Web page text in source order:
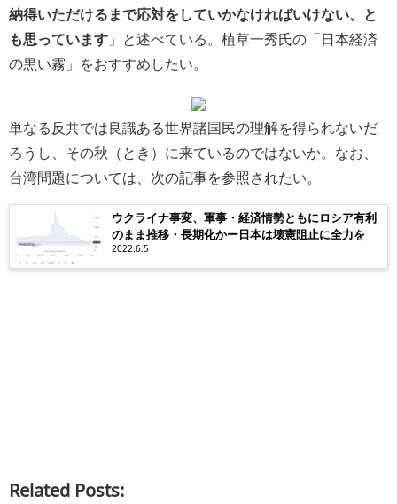
納得いただけるまで応対をしていかなければいけない、と
も思っています 」と述べている。植草一秀氏の「日本経済
の黒い霧」をおすすめしたい。
単なる反共では良識ある世界諸国民の理解を得られないだ
ろうし、その秋（とき）に来ているのではないか。なお、
台湾問題については、次の記事を参照されたい。
ウクライナ事変、軍事・経済情勢ともにロシア有利
のまま推移・長期化かー日本は壊憲阻止に全力を
2022.6.5
Related Posts: